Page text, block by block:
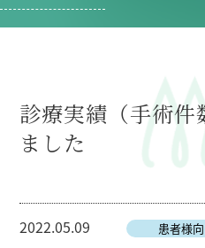
診療実績（手術件
ました
2022.05.09 患者様